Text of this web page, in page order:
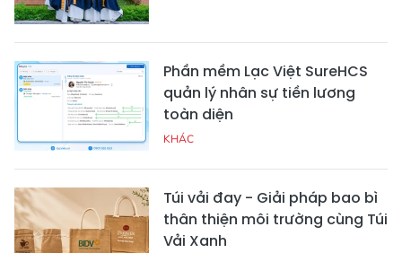
Phần mềm Lạc Việt SureHCS
quản lý nhân sự tiền lương
toàn diện
KHÁC
Túi vải đay - Giải pháp bao bì
thân thiện môi trường cùng Túi
Vải Xanh